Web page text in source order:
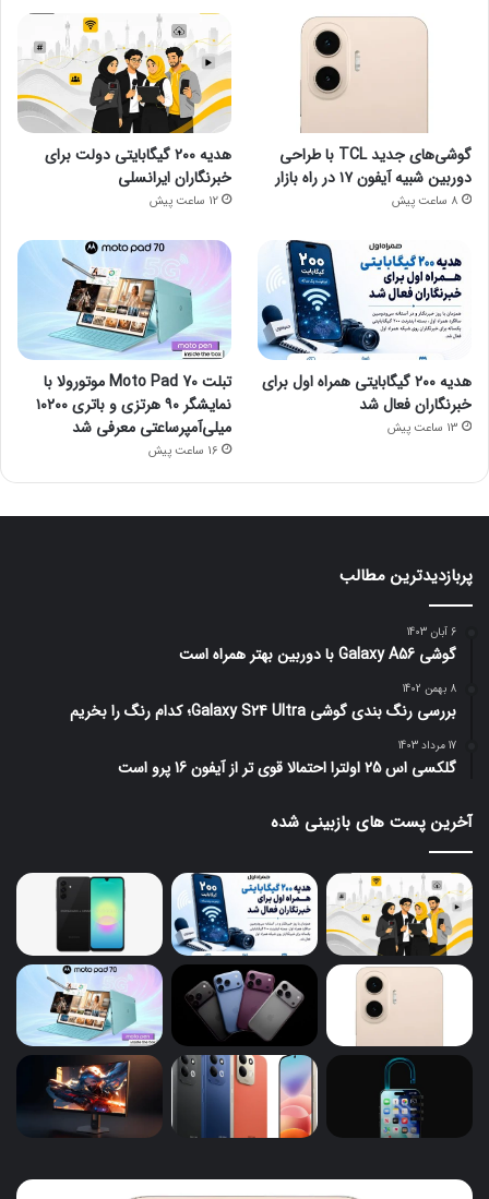
گوشی‌های جدید TCL با طراحی
دوربین شبیه آیفون ۱۷ در راه بازار
8 ساعت پیش
هدیه ۲۰۰ گیگابایتی دولت برای
خبرنگاران ایرانسلی
12 ساعت پیش
هدیه ۲۰۰ گیگابایتی همراه اول برای
خبرنگاران فعال شد
13 ساعت پیش
تبلت Moto Pad 70 موتورولا با
نمایشگر ۹۰ هرتزی و باتری ۱۰۲۰۰
میلی‌آمپرساعتی معرفی شد
16 ساعت پیش
پربازدیدترین مطالب
6 آبان 1403
گوشی Galaxy A56 با دوربین بهتر همراه است
8 بهمن 1402
بررسی رنگ بندی گوشی Galaxy S24 Ultra؛ کدام رنگ را بخریم
17 مرداد 1403
گلکسی اس 25 اولترا احتمالا قوی تر از آیفون 16 پرو است
آخرین پست های بازبینی شده
گوشی‌های